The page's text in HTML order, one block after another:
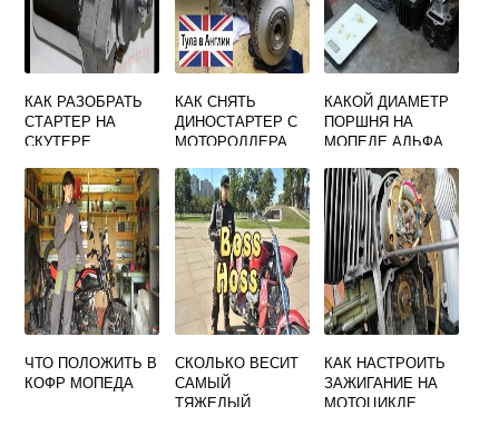
КАК РАЗОБРАТЬ
СТАРТЕР НА
СКУТЕРЕ
КАК СНЯТЬ
ДИНОСТАРТЕР С
МОТОРОЛЛЕРА
СЪЕМНИКА
КАКОЙ ДИАМЕТР
ПОРШНЯ НА
МОПЕДЕ АЛЬФА
ЧТО ПОЛОЖИТЬ В
КОФР МОПЕДА
СКОЛЬКО ВЕСИТ
САМЫЙ
ТЯЖЕЛЫЙ
КАК НАСТРОИТЬ
ЗАЖИГАНИЕ НА
МОТОЦИКЛЕ